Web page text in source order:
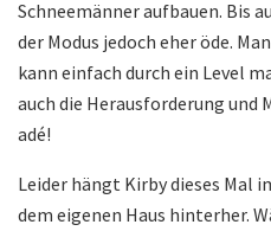
Schneemänner aufbauen. Bis
der Modus jedoch eher öde.
kann einfach durch ein Level
auch die Herausforderung
adé!
Leider hängt Kirby dieses Mal
dem eigenen Haus hinterher.